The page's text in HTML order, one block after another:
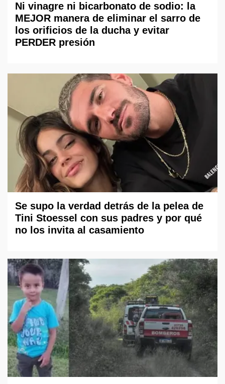
Ni vinagre ni bicarbonato de sodio: la
MEJOR manera de eliminar el sarro de
los orificios de la ducha y evitar
PERDER presión
Se supo la verdad detrás de la pelea de
Tini Stoessel con sus padres y por qué
no los invita al casamiento